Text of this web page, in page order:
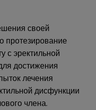
своей
протезирование
с эректильной
достижения
лечения
дисфункции
члена.